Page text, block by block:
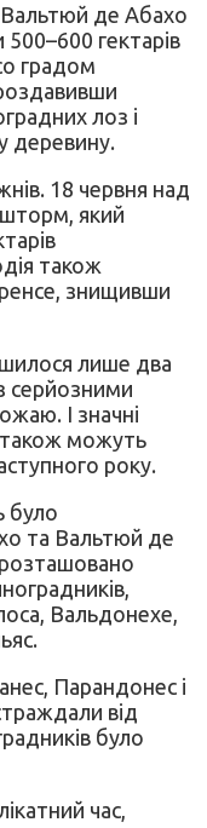
де Абахо
гектарів
градом
лоз і
деревину.
18 червня над
який
також
знищивши
лише два
серйозними
І значні
можуть
року.
було
та Вальтюй де
Вальдонехе,
Парандонес і
від
було
час,